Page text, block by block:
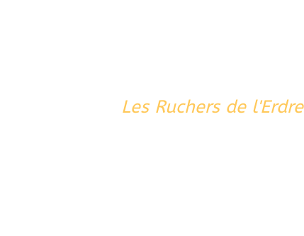
Les Ruchers de l'Erdre